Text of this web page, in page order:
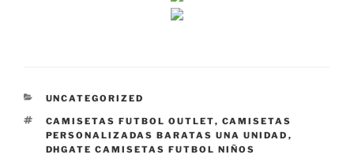
CATEGORÍAS
UNCATEGORIZED
ETIQUETAS
CAMISETAS FUTBOL OUTLET, CAMISETAS
PERSONALIZADAS BARATAS UNA UNIDAD ,
DHGATE CAMISETAS FUTBOL NIÑOS